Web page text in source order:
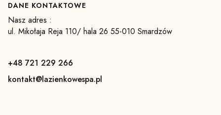
DANE KONTAKTOWE
Nasz adres :
ul. Mikołaja Reja 110/ hala 26 55-010 Smardzów
+48 721 229 266
kontakt@lazienkowespa.pl